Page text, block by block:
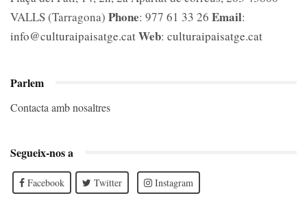
VALLS (Tarragona) Phone: 977 61 33 26 Email:
info@culturaipaisatge.catWeb: culturaipaisatge.cat
Parlem
Contacta amb nosaltres
Segueix-nos a
Facebook Twitter Instagram